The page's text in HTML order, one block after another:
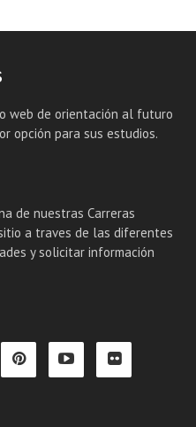
web de orientación al futuro
opción para sus estudios.
de nuestras Carreras
a traves de las diferentes
y solicitar información